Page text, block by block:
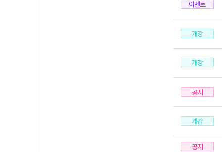
이벤트
개강
개강
공지
개강
공지